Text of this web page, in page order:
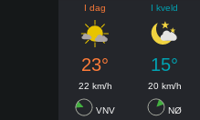
I dag
I kveld
23° 15°
22 km/h 20 km/h
VNV NØ